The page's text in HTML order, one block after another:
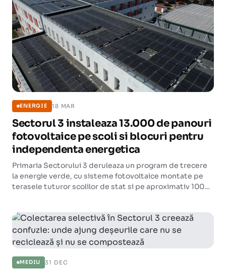
ENERGIE 18 MAR
Sectorul 3 instaleaza 13.000 de panouri
fotovoltaice pe scoli si blocuri pentru
independenta energetica
Primaria Sectorului 3 deruleaza un program de trecere
la energie verde, cu sisteme fotovoltaice montate pe
terasele tuturor scolilor de stat si pe aproximativ 100
energetice.
MEDIU 31 DEC